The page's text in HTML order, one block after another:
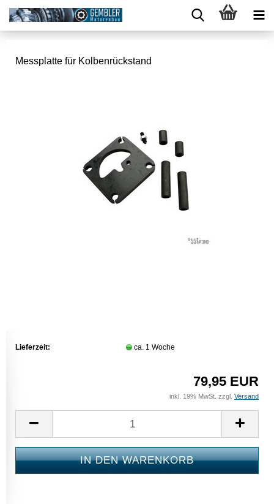
Messplatte für Kolbenrückstand
Lieferzeit: ca. 1 Woche
79,95 EUR
inkl. 19% MwSt. zzgl. Versand